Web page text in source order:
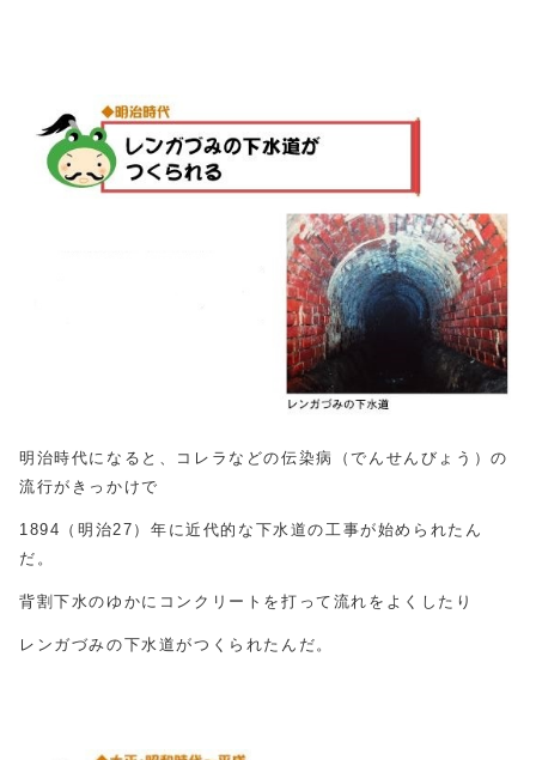
明治時代になると、コレラなどの伝染病（でんせんびょう）の
流行がきっかけで
1894（明治27）年に近代的な下水道の工事が始められたん
だ。
背割下水のゆかにコンクリートを打って流れをよくしたり
レンガづみの下水道がつくられたんだ。